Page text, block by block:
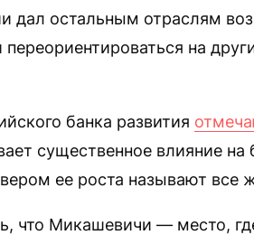
дал остальным отраслям
переориентироваться на
банка развития
существенное влияние
ее роста называют все
что Микашевичи — место,